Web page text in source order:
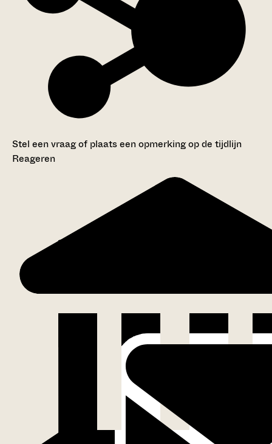
Stel een vraag of plaats een opmerking op de tijdlijn
Reageren